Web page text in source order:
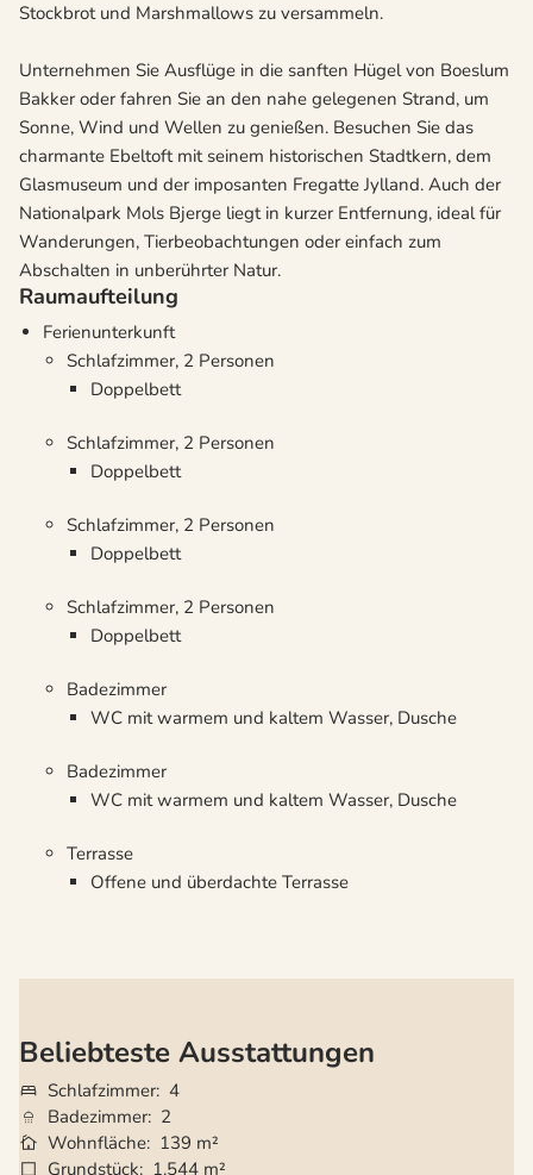
Stockbrot und Marshmallows zu versammeln.
Unternehmen Sie Ausflüge in die sanften Hügel von Boeslum
Bakker oder fahren Sie an den nahe gelegenen Strand, um
Sonne, Wind und Wellen zu genießen. Besuchen Sie das
charmante Ebeltoft mit seinem historischen Stadtkern, dem
Glasmuseum und der imposanten Fregatte Jylland. Auch der
Nationalpark Mols Bjerge liegt in kurzer Entfernung, ideal für
Wanderungen, Tierbeobachtungen oder einfach zum
Abschalten in unberührter Natur.
Raumaufteilung
Ferienunterkunft
Schlafzimmer, 2 Personen
Doppelbett
Schlafzimmer, 2 Personen
Doppelbett
Schlafzimmer, 2 Personen
Doppelbett
Schlafzimmer, 2 Personen
Doppelbett
Badezimmer
WC mit warmem und kaltem Wasser, Dusche
Badezimmer
WC mit warmem und kaltem Wasser, Dusche
Terrasse
Offene und überdachte Terrasse
Beliebteste Ausstattungen
Schlafzimmer 4
Badezimmer 2
Wohnfläche 139 m²
Grundstück
1.544 m²